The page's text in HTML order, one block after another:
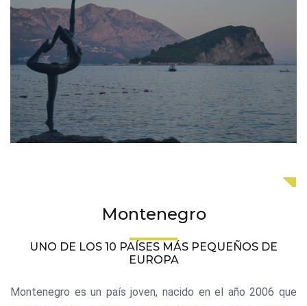
Montenegro
UNO DE LOS 10 PAÍSES MÁS PEQUEÑOS DE
EUROPA
Montenegro es un país joven, nacido en el año 2006 que